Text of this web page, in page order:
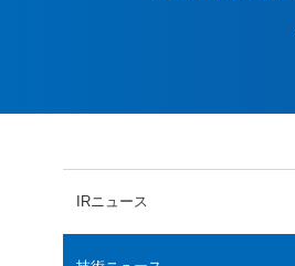
IRニュース